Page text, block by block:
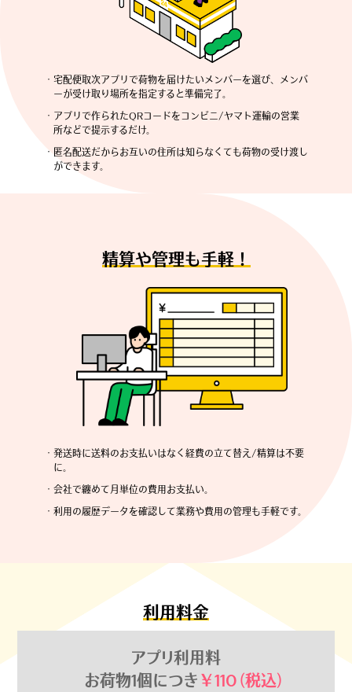
・宅配便取次アプリで荷物を届けたいメンバーを選び、
メンバ
ーが受け取り場所を指定すると準備完了。
・アプリで作られたQRコードをコンビニ/ヤマト運輸の営業
所などで提示するだけ。
・匿名配送だからお互いの住所は知らなくても荷物の受け渡し
ができます。
精算や管理も手軽！
・発送時に送料のお支払いはなく経費の立て替え/精算は不要
に。
・会社で纏めて月単位の費用お支払い。
・利用の履歴データを確認して業務や費用の管理も手軽です。
利用料金
アプリ利用料
お荷物1個につき ￥110（税込）